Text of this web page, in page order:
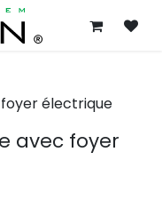
électrique
avec foyer